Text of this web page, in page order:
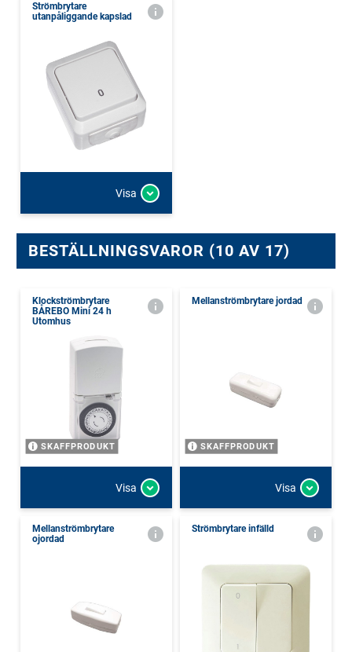
Strömbrytare
utanpåliggande kapslad
Visa
BESTÄLLNINGSVAROR (10 AV 17)
Klockströmbrytare
BÅREBO Mini 24 h
Utomhus
SKAFFPRODUKT
Visa
Mellanströmbrytare jordad
SKAFFPRODUKT
Visa
Mellanströmbrytare
ojordad
Strömbrytare infälld